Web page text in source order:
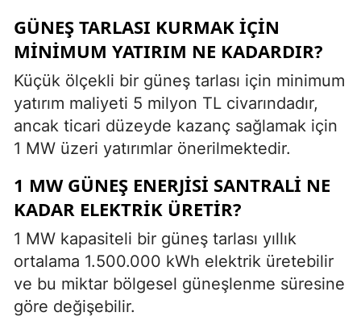
GÜNEŞ TARLASI KURMAK IÇIN
MINIMUM YATIRIM NE KADARDIR?
Küçük ölçekli bir güneş tarlası için minimum
yatırım maliyeti 5 milyon TL civarındadır,
ancak ticari düzeyde kazanç sağlamak için
1 MW üzeri yatırımlar önerilmektedir.
1 MW GÜNEŞ ENERJISI SANTRALI NE
KADAR ELEKTRIK ÜRETIR?
1 MW kapasiteli bir güneş tarlası yıllık
ortalama 1.500.000 kWh elektrik üretebilir
ve bu miktar bölgesel güneşlenme süresine
göre değişebilir.